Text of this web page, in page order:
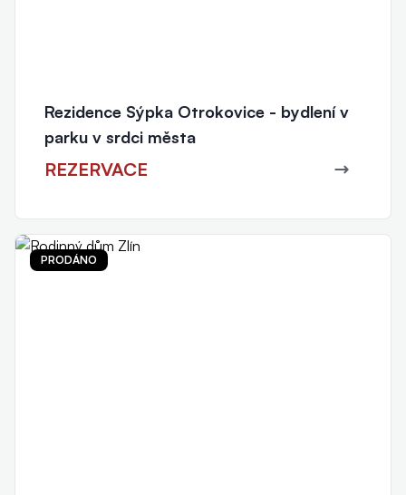
Rezidence Sýpka Otrokovice - bydlení v
parku v srdci města
REZERVACE
PRODÁNO